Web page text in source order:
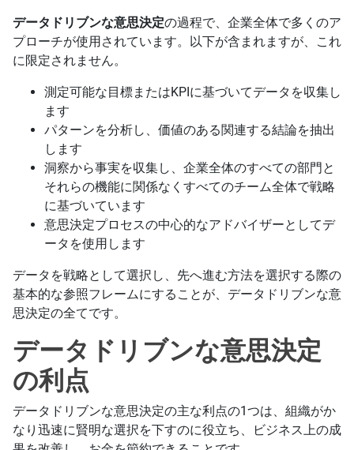
データドリブンな意思決定の過程で、企業全体で多くのア
プローチが使用されています。以下が含まれますが、これ
に限定されません。
測定可能な目標またはKPIに基づいてデータを収集し
ます
パターンを分析し、価値のある関連する結論を抽出
します
洞察から事実を収集し、企業全体のすべての部門と
それらの機能に関係なくすべてのチーム全体で戦略
に基づいています
意思決定プロセスの中心的なアドバイザーとしてデ
ータを使用します
データを戦略として選択し、先へ進む方法を選択する際の
基本的な参照フレームにすることが、データドリブンな意
思決定の全てです。
データドリブンな意思決定
の利点
データドリブンな意思決定の主な利点の1つは、組織がか
なり迅速に賢明な選択を下すのに役立ち、ビジネス上の成